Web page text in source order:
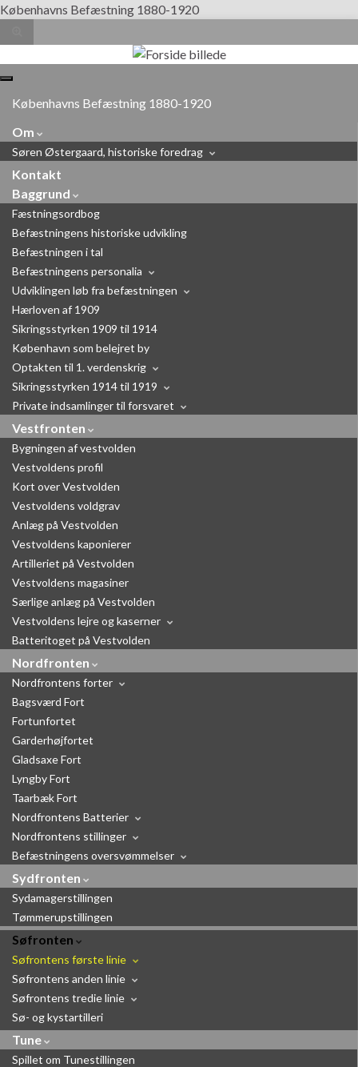
Københavns Befæstning 1880-1920
search
Search for:
Toggle
Københavns Befæstning 1880-1920
Om
Søren Østergaard, historiske foredrag
Kontakt
Baggrund
Fæstningsordbog
Befæstningens historiske udvikling
Befæstningen i tal
Befæstningens personalia
Udviklingen løb fra befæstningen
Hærloven af 1909
Sikringsstyrken 1909 til 1914
København som belejret by
Optakten til 1. verdenskrig
Sikringsstyrken 1914 til 1919
Private indsamlinger til forsvaret
Vestfronten
Bygningen af vestvolden
Vestvoldens profil
Kort over Vestvolden
Vestvoldens voldgrav
Anlæg på Vestvolden
Vestvoldens kaponierer
Artilleriet på Vestvolden
Vestvoldens magasiner
Særlige anlæg på Vestvolden
Vestvoldens lejre og kaserner
Batteritoget på Vestvolden
Nordfronten
Nordfrontens forter
Bagsværd Fort
Fortunfortet
Garderhøjfortet
Gladsaxe Fort
Lyngby Fort
Taarbæk Fort
Nordfrontens Batterier
Nordfrontens stillinger
Befæstningens oversvømmelser
Sydfronten
Sydamagerstillingen
Tømmerupstillingen
Søfronten
Søfrontens første linie
Søfrontens anden linie
Søfrontens tredie linie
Sø- og kystartilleri
Tune
Spillet om Tunestillingen